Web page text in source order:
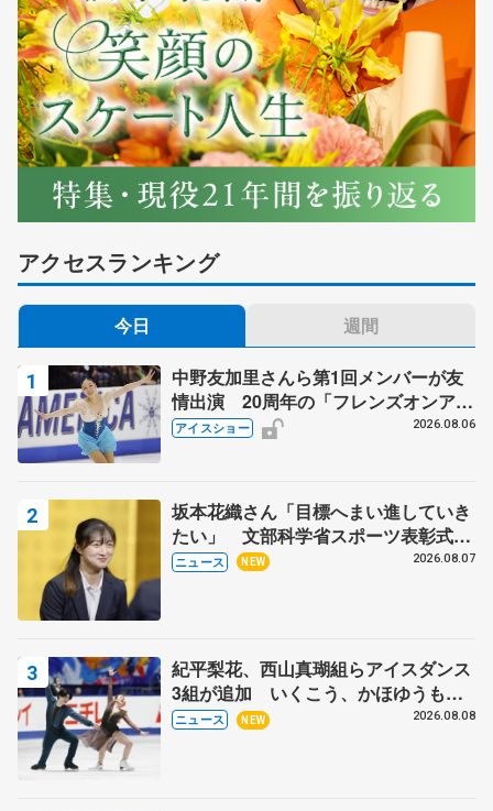
アクセスランキング
今日 週間
中野友加里さんら第1回メンバーが友
情出演 20周年の「フレンズオンアイ
ス」 宮本賢二さん、有川梨絵さん、
アイスショー 2026.08.06
坂本花織さん「目標へまい進していき
たい」 文部科学省スポーツ表彰式で
代表謝辞
ニュース NEW 2026.08.07
紀平梨花、西山真瑚組らアイスダンス
3組が追加 いくこう、かほゆうも、
木下グループ杯
ニュース NEW 2026.08.08